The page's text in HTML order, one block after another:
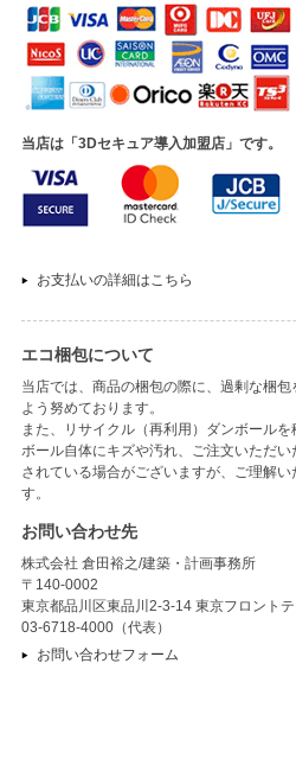
当店は「3Dセキュア導入加盟店」です。
お支払いの詳細はこちら
エコ梱包について
当店では、商品の梱包の際に、過剰な梱
よう努めております。
また、リサイクル（再利用）ダンボール
ボール自体にキズや汚れ、ご注文いただ
されている場合がございますが、ご理解
す。
お問い合わせ先
株式会社 倉田裕之/建築・計画事務所
〒140-0002
東京都品川区東品川2-3-14 東京フロント
03-6718-4000（代表）
お問い合わせフォーム